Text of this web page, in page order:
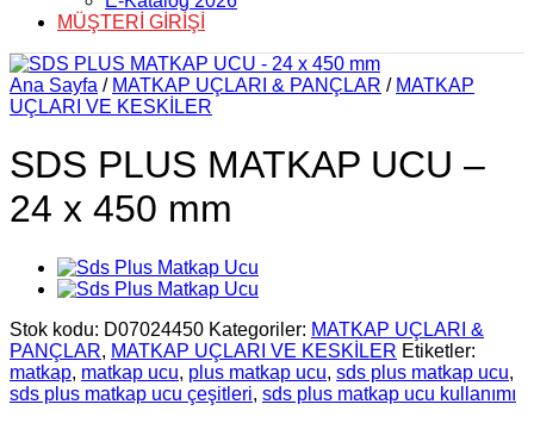
MÜŞTERİ GİRİŞİ
Ana Sayfa / MATKAP UÇLARI & PANÇLAR / MATKAP
UÇLARI VE KESKİLER
SDS PLUS MATKAP UCU –
24 x 450 mm
Stok kodu: D07024450 Kategoriler: MATKAP UÇLARI &
PANÇLAR, MATKAP UÇLARI VE KESKİLER Etiketler:
matkap, matkap ucu, plus matkap ucu, sds plus matkap ucu,
sds plus matkap ucu çeşitleri, sds plus matkap ucu kullanımı